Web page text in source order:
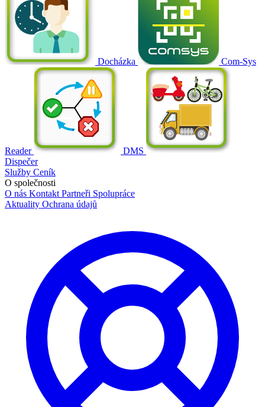
Docházka Com-Sys
Reader
DMS
Dispečer
Služby Ceník
O společnosti
O nás Kontakt Partneři Spolupráce
Aktuality Ochrana údajů